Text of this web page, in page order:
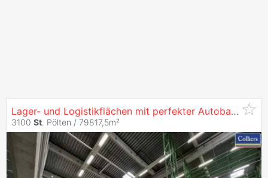
Lager- und Logistikflächen mit perfekter Autobahnanbindung in
3100 St. Pölten / 79817,5m²